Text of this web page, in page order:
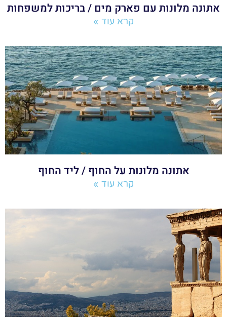
אתונה מלונות עם פארק מים / בריכות למשפחות
קרא עוד »
אתונה מלונות על החוף / ליד החוף
קרא עוד »